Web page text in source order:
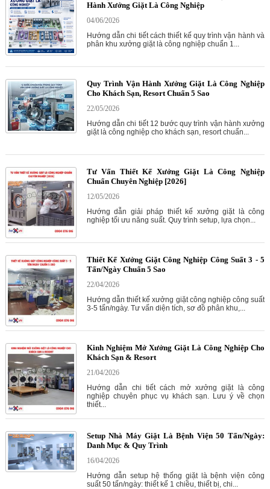
Hành Xưởng Giặt Là Công Nghiệp
04/06/2026
Hướng dẫn chi tiết cách thiết kế quy trình vận hành và
phân khu xưởng giặt là công nghiệp chuẩn 1...
Quy Trình Vận Hành Xưởng Giặt Là Công Nghiệp
Cho Khách Sạn, Resort Chuẩn 5 Sao
22/05/2026
Hướng dẫn chi tiết 12 bước quy trình vận hành xưởng
giặt là công nghiệp cho khách sạn, resort chuẩn...
Tư Vấn Thiết Kế Xưởng Giặt Là Công Nghiệp
Chuẩn Chuyên Nghiệp [2026]
12/05/2026
Hướng dẫn giải pháp thiết kế xưởng giặt là công
nghiệp tối ưu năng suất. Quy trình setup, lựa chọn...
Thiết Kế Xưởng Giặt Công Nghiệp Công Suất 3 - 5
Tấn/Ngày Chuẩn 5 Sao
22/04/2026
Hướng dẫn thiết kế xưởng giặt công nghiệp công suất
3-5 tấn/ngày. Tư vấn diện tích, sơ đồ phân khu,...
Kinh Nghiệm Mở Xưởng Giặt Là Công Nghiệp Cho
Khách Sạn & Resort
21/04/2026
Hướng dẫn chi tiết cách mở xưởng giặt là công
nghiệp chuyên phục vụ khách sạn. Lưu ý về chọn
thiết...
Setup Nhà Máy Giặt Là Bệnh Viện 50 Tấn/Ngày:
Danh Mục & Quy Trình
16/04/2026
Hướng dẫn setup hệ thống giặt là bệnh viện công
suất 50 tấn/ngày: thiết kế 1 chiều, thiết bị, chi...